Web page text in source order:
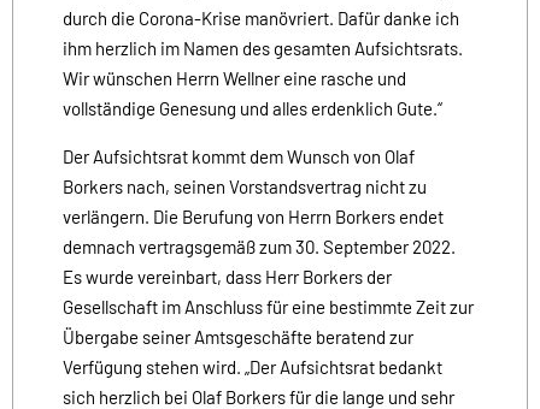
durch die Corona-Krise manövriert. Dafür danke ich
ihm herzlich im Namen des gesamten Aufsichtsrats.
Wir wünschen Herrn Wellner eine rasche und
vollständige Genesung und alles erdenklich Gute.“
Der Aufsichtsrat kommt dem Wunsch von Olaf
Borkers nach, seinen Vorstandsvertrag nicht zu
verlängern. Die Berufung von Herrn Borkers endet
demnach vertragsgemäß zum 30. September 2022.
Es wurde vereinbart, dass Herr Borkers der
Gesellschaft im Anschluss für eine bestimmte Zeit zur
Übergabe seiner Amtsgeschäfte beratend zur
Verfügung stehen wird. „Der Aufsichtsrat bedankt
sich herzlich bei Olaf Borkers für die lange und sehr